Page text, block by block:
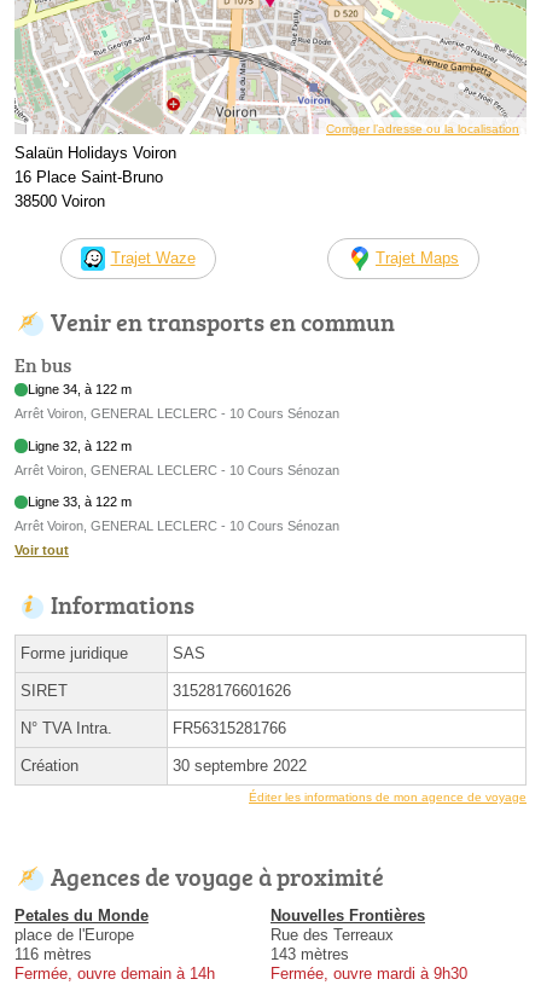
Corriger l’adresse ou la localisation
Salaün Holidays Voiron
16 Place Saint-Bruno
38500 Voiron
Trajet Waze Trajet Maps
Venir en transports en commun
En bus
Ligne 34, à 122 m
Arrêt Voiron, GENERAL LECLERC - 10 Cours Sénozan
Ligne 32, à 122 m
Arrêt Voiron, GENERAL LECLERC - 10 Cours Sénozan
Ligne 33, à 122 m
Arrêt Voiron, GENERAL LECLERC - 10 Cours Sénozan
Voir tout
Informations
Forme juridique SAS
SIRET 31528176601626
N° TVA Intra. FR56315281766
Création 30 septembre 2022
Éditer les informations de mon agence de voyage
Agences de voyage à proximité
Petales du Monde
place de l'Europe
116 mètres
Fermée, ouvre demain à 14h
Nouvelles Frontières
Rue des Terreaux
143 mètres
Fermée, ouvre mardi à 9h30